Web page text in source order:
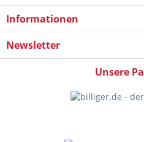
Informationen
Newsletter
Unsere